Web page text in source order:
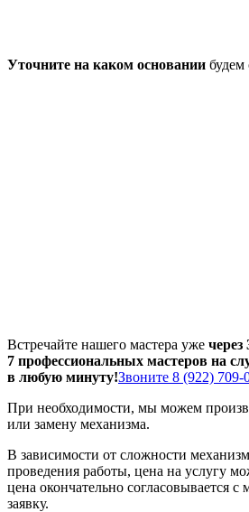
Уточните на каком основании будем
Встречайте нашего мастера уже через
7 профессиональных мастеров на
в любую минуту!Звоните 8 (922) 709-
При необходимости, мы можем
или замену механизма.
В зависимости от сложности
проведения работы, цена на услугу
цена окончательно согласовывается
заявку.